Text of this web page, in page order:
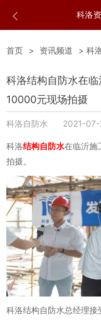
科洛
首页 > 资讯频道 > 科
科洛结构自防水在
10000元现场拍摄
科洛自防水 2021-
科洛结构自防水在临沂施
拍摄。
科洛结构自防水总经理接